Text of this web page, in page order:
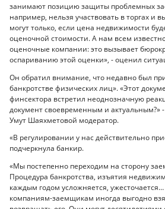
занимают позицию защиты проблемных
например, нельзя участвовать в торгах и
могут только, если цена недвижимости
оценочной стоимости. А нам всем
оценочные компании: это вызывает
оспариванию этой оценки», - оценил
Он обратил внимание, что недавно был
банкротстве физических лиц». «Этот
финсектора встретил неоднозначную
документ своевременным и актуальным?»
Умут Шаяхметовой модератор.
«В регулировании у нас действительно
подчеркнула банкир.
«Мы постепенно переходим на сторону
Процедура банкротства, изъятия
каждым годом усложняется,
компаниям-заемщикам иногда выгодно